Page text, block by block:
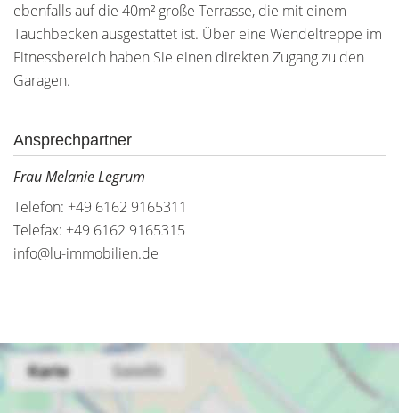
ebenfalls auf die 40m² große Terrasse, die mit einem
Tauchbecken ausgestattet ist. Über eine Wendeltreppe im
Fitnessbereich haben Sie einen direkten Zugang zu den
Garagen.
Ansprechpartner
Frau Melanie Legrum
Telefon: +49 6162 9165311
Telefax: +49 6162 9165315
info@lu-immobilien.de